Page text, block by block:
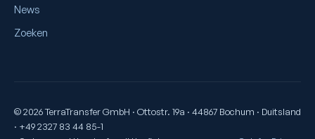
News
Zoeken
© 2026 TerraTransfer GmbH · Ottostr. 19a · 44867 Bochum · Duitsland
· +49 2327 83 44 85-1